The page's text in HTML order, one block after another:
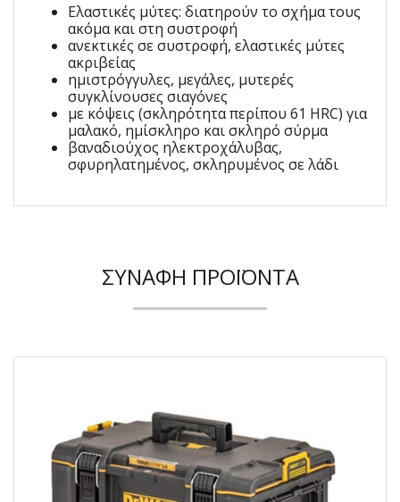
Ελαστικές μύτες: διατηρούν το σχήμα τους
ακόμα και στη συστροφή
ανεκτικές σε συστροφή, ελαστικές μύτες
ακριβείας
ημιστρόγγυλες, μεγάλες, μυτερές
συγκλίνουσες σιαγόνες
με κόψεις (σκληρότητα περίπου 61 HRC) για
μαλακό, ημίσκληρο και σκληρό σύρμα
βαναδιούχος ηλεκτροχάλυβας,
σφυρηλατημένος, σκληρυμένος σε λάδι
ΣΥΝΑΦΉ ΠΡΟΪΌΝΤΑ